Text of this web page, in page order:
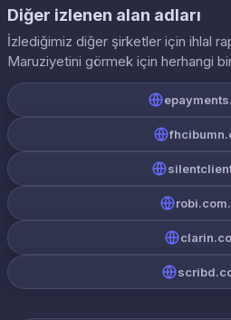
Diğer izlenen alan adları
İzlediğimiz diğer şirketler için ihlal
Maruziyetini görmek için herhangi bir